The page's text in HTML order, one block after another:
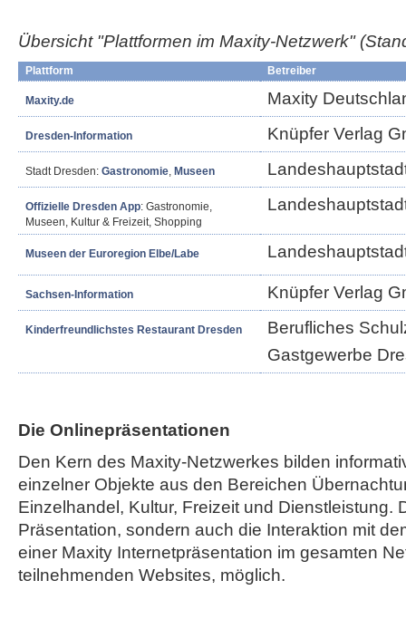
Übersicht "Plattformen im Maxity-Netzwerk"
Plattform Betreiber
Maxity.de Maxity
Dresden-Information Knüpfer Verlag
Stadt Dresden: Gastronomie, Museen
Offizielle Dresden App: Gastronomie,
Museen, Kultur & Freizeit, Shopping
Museen der Euroregion Elbe/Labe
Sachsen-Information Knüpfer Verlag
Kinderfreundlichstes Restaurant Dresden
Berufliches
Gastgewerbe
Die Onlinepräsentationen
Den Kern des Maxity-Netzwerkes bilden
einzelner Objekte aus den Bereichen
Einzelhandel, Kultur, Freizeit und Dienstleistung.
Präsentation, sondern auch die Interaktion mit
einer Maxity Internetpräsentation im gesamten
teilnehmenden Websites, möglich.